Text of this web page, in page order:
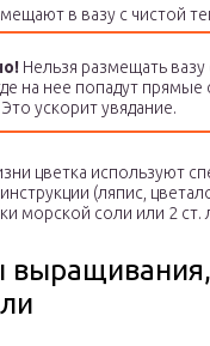
в вазу с чистой
Нельзя размещать вазу
на нее попадут
ускорит увядание.
цветка используют
(ляпис,
морской соли или 2 ст.